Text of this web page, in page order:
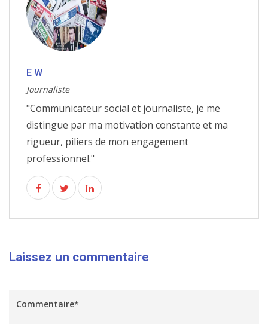
E W
Journaliste
"Communicateur social et journaliste, je me
distingue par ma motivation constante et ma
rigueur, piliers de mon engagement
professionnel."
Laissez un commentaire